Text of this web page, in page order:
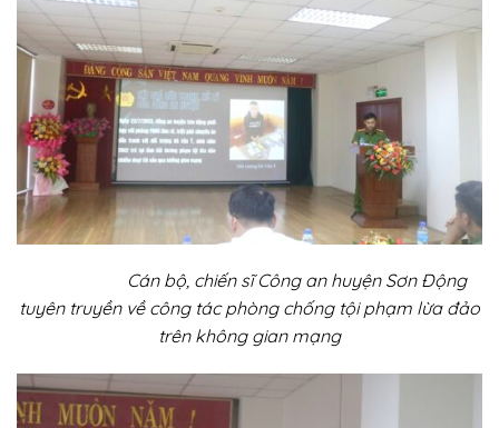
Cán bộ, chiến sĩ Công an huyện Sơn Động
tuyên truyền về công tác phòng chống tội phạm lừa đảo
trên không gian mạng